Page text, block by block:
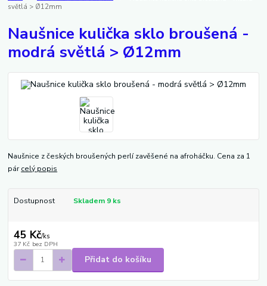
světlá > Ø12mm
Naušnice kulička sklo broušená -
modrá světlá > Ø12mm
Naušnice z českých broušených perlí zavěšené na afroháčku. Cena za 1
párcelý popis
Dostupnost Skladem 9 ks
45 Kč/ks
37 Kč bez DPH
Přidat do košíku